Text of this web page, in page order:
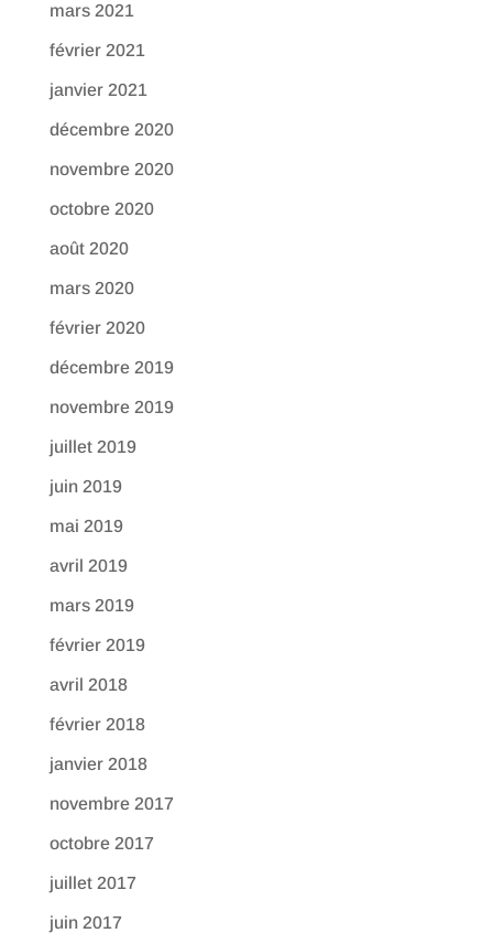
mars 2021
février 2021
janvier 2021
décembre 2020
novembre 2020
octobre 2020
août 2020
mars 2020
février 2020
décembre 2019
novembre 2019
juillet 2019
juin 2019
mai 2019
avril 2019
mars 2019
février 2019
avril 2018
février 2018
janvier 2018
novembre 2017
octobre 2017
juillet 2017
juin 2017